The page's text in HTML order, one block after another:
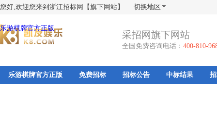
您好,欢迎您来到浙江招标网【旗下网站】 切换地区
乐游棋牌官方正版
采招网旗下网站
全国免费咨询电话： 400-810-
乐游棋牌官方正版 免费招标 招标公告 中标结果